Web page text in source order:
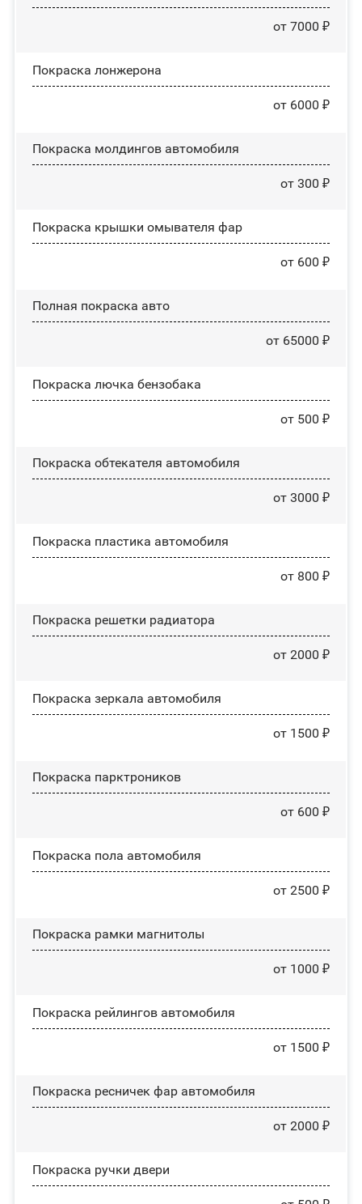
от 7000 ₽
Покраска лонжерона
от 6000 ₽
Покраска молдингов автомобиля
от 300 ₽
Покраска крышки омывателя фар
от 600 ₽
Полная покраска авто
от 65000 ₽
Покраска лючка бензобака
от 500 ₽
Покраска обтекателя автомобиля
от 3000 ₽
Покраска пластика автомобиля
от 800 ₽
Покраска решетки радиатора
от 2000 ₽
Покраска зеркала автомобиля
от 1500 ₽
Покраска парктроников
от 600 ₽
Покраска пола автомобиля
от 2500 ₽
Покраска рамки магнитолы
от 1000 ₽
Покраска рейлингов автомобиля
от 1500 ₽
Покраска ресничек фар автомобиля
от 2000 ₽
Покраска ручки двери